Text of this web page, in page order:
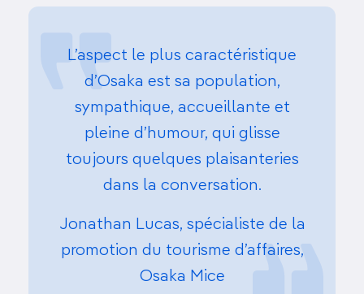
L’aspect le plus caractéristique
d’Osaka est sa population,
sympathique, accueillante et
pleine d’humour, qui glisse
toujours quelques plaisanteries
dans la conversation.
Jonathan Lucas, spécialiste de la
promotion du tourisme d’affaires,
Osaka Mice